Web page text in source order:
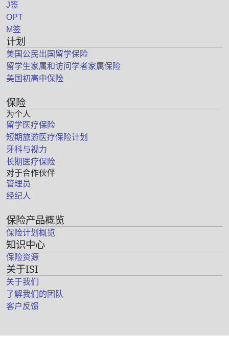
J签
OPT
M签
计划
美国公民出国留学保险
留学生家属和访问学者家属保险
美国初高中保险
保险
为个人
留学医疗保险
短期旅游医疗保险计划
牙科与视力
长期医疗保险
对于合作伙伴
管理员
经纪人
保险产品概览
保险计划概览
知识中心
保险资源
关于ISI
关于我们
了解我们的团队
客户反馈